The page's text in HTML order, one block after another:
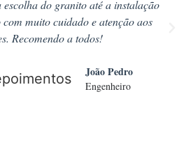
escolha do granito até a instalação
muito cuidado e atenção aos
Recomendo a todos!
João Pedro
Engenheiro